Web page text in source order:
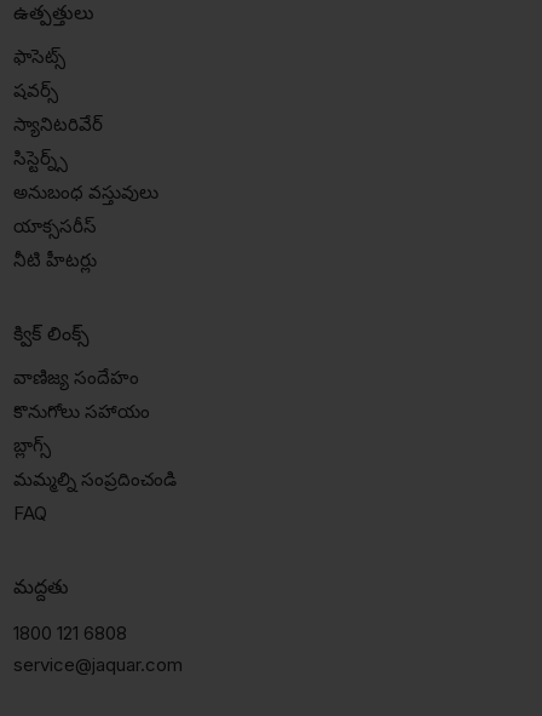
ఉత్పత్తులు
ఫాసెట్స్
షవర్స్
స్యానిటరివేర్
సిస్టెర్న్స్
అనుబంధ వస్తువులు
యాక్ససరీస్
నీటి హీటర్లు
క్విక్ లింక్స్
వాణిజ్య సందేహం
కొనుగోలు సహాయం
బ్లాగ్స్
మమ్మల్ని సంప్రదించండి
FAQ
మద్దతు
1800 121 6808
service@jaquar.com